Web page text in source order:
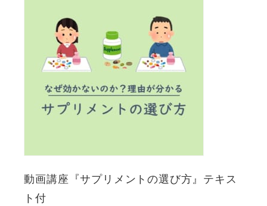
動画講座『サプリメントの選び方』テキス
ト付